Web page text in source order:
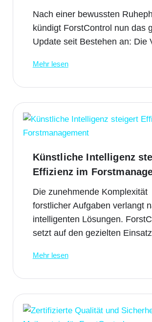
Nach einer bewussten
kündigt ForstControl nun das
Update seit Bestehen an: Die
Mehr lesen
Künstliche Intelligenz
Effizienz im
Die zunehmende Komplexität
forstlicher Aufgaben verlangt
intelligenten Lösungen.
setzt auf den gezielten
Mehr lesen